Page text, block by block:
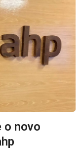
o novo